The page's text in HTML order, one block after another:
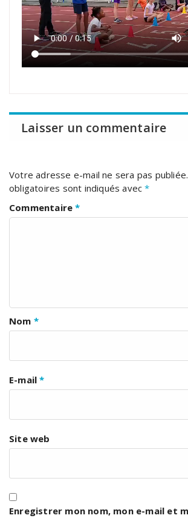
Laisser un commentaire
Votre adresse e-mail ne sera pas publiée.
obligatoires sont indiqués avec*
Commentaire*
Nom *
E-mail*
Site web
Enregistrer mon nom, mon e-mail et